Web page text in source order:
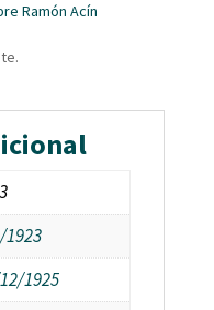
Ramón Acín
1925